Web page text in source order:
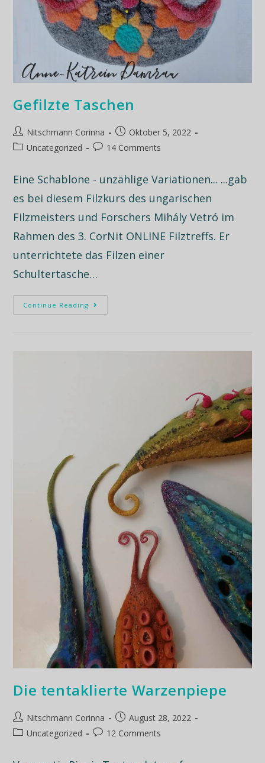
Gefilzte Taschen
Nitschmann Corinna
Oktober 5, 2022
Uncategorized
14 Comments
Eine Schablone - unzählige Variationen... ...gab
es bei diesem Filzkurs des ungarischen
Filzmeisters und Forschers Mihály Vetró im
Rahmen des 3. CorNit ONLINE Filztreffs. Er
unterrichtete das Filzen einer
Schultertasche…
Continue Reading
Die tentaklierte Warzenpiepe
Nitschmann Corinna
August 28, 2022
Uncategorized
12 Comments